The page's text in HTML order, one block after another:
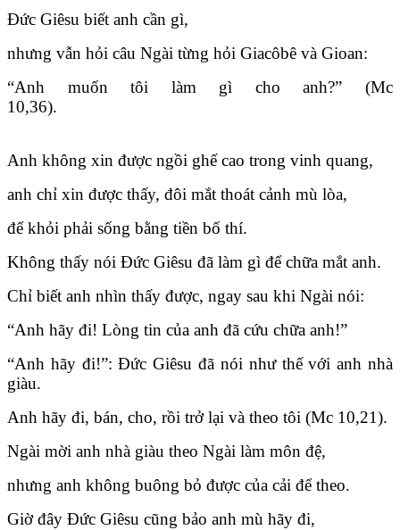
Đức Giêsu biết anh cần gì,
nhưng vẫn hỏi câu Ngài từng hỏi Giacôbê và Gioan:
“Anh muốn tôi làm gì cho anh?” (Mc
Anh không xin được ngồi ghế cao trong vinh quang,
anh chỉ xin được thấy, đôi mắt thoát cảnh mù lòa,
để khỏi phải sống bằng tiền bố thí.
Không thấy nói Đức Giêsu đã làm gì để chữa mắt anh.
Chỉ biết anh nhìn thấy được, ngay sau khi Ngài nói:
“Anh hãy đi! Lòng tin của anh đã cứu chữa anh!”
“Anh hãy đi!”: Đức Giêsu đã nói như thế với anh nhà
giàu.
Anh hãy đi, bán, cho, rồi trở lại và theo tôi (Mc 10,21).
Ngài mời anh nhà giàu theo Ngài làm môn đệ,
nhưng anh không buông bỏ được của cải để theo.
Giờ đây Đức Giêsu cũng bảo anh mù hãy đi,